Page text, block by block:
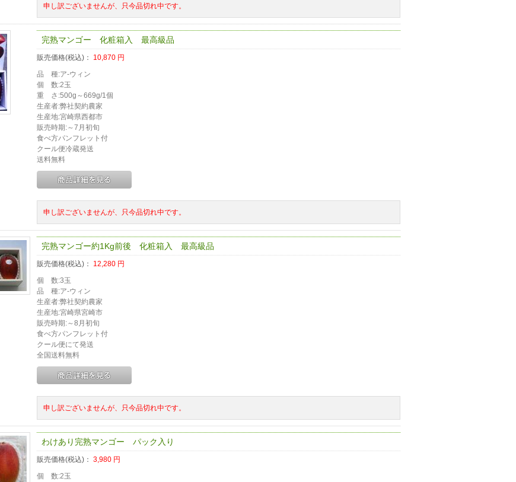
申し訳ございませんが、只今品切れ中です。
完熟マンゴー 化粧箱入 最高級品
販売価格(税込)： 10,870 円
品 種:ア-ウィン
個 数:2玉
重 さ:500g～669g/1個
生産者:弊社契約農家
生産地:宮崎県西都市
販売時期:～7月初旬
食べ方パンフレット付
クール便冷蔵発送
送料無料
申し訳ございませんが、只今品切れ中です。
完熟マンゴー約1Kg前後 化粧箱入 最高級品
販売価格(税込)： 12,280 円
個 数:3玉
品 種:ア-ウィン
生産者:弊社契約農家
生産地:宮崎県宮崎市
販売時期:～8月初旬
食べ方パンフレット付
クール便にて発送
全国送料無料
申し訳ございませんが、只今品切れ中です。
わけあり完熟マンゴー パック入り
販売価格(税込)：3,980 円
個 数:2玉